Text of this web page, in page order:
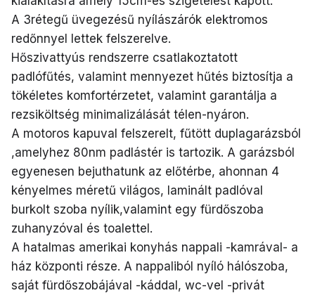
A 3rétegű üvegezésű nyílászárók elektromos
redőnnyel lettek felszerelve.
Hőszivattyús rendszerre csatlakoztatott
padlófűtés, valamint mennyezet hűtés biztosítja a
tökéletes komfortérzetet, valamint garantálja a
rezsiköltség minimalizálását télen-nyáron.
A motoros kapuval felszerelt, fűtött duplagarázsból
,amelyhez 80nm padlástér is tartozik. A garázsból
egyenesen bejuthatunk az előtérbe, ahonnan 4
kényelmes méretű világos, laminált padlóval
burkolt szoba nyílik,valamint egy fürdőszoba
zuhanyzóval és toalettel.
A hatalmas amerikai konyhás nappali -kamrával- a
ház központi része. A nappaliból nyíló hálószoba,
saját fürdőszobájával -káddal, wc-vel -privát